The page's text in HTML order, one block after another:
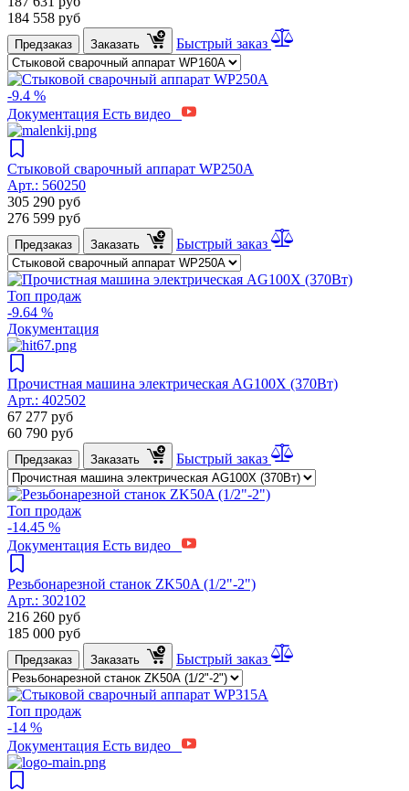
184 558 руб
Предзаказ Заказать Быстрый заказ
-9.4 %
Документация Есть видео
Стыковой сварочный аппарат WP250A
Арт.: 560250
305 290 руб
276 599 руб
Предзаказ Заказать Быстрый заказ
Топ продаж
-9.64 %
Документация
Прочистная машина электрическая AG100X (370Вт)
Арт.: 402502
67 277 руб
60 790 руб
Предзаказ Заказать Быстрый заказ
Топ продаж
-14.45 %
Документация Есть видео
Резьбонарезной станок ZK50A (1/2"-2")
Арт.: 302102
216 260 руб
185 000 руб
Предзаказ Заказать Быстрый заказ
Топ продаж
-14 %
Документация Есть видео